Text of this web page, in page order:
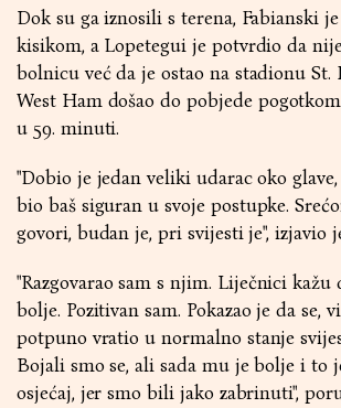
Dok su ga iznosili s terena, Fabianski
kisikom, a Lopetegui je potvrdio da
bolnicu već da je ostao na stadionu St.
West Ham došao do pobjede
u 59. minuti.
"Dobio je jedan veliki udarac oko
bio baš siguran u svoje postupke.
govori, budan je, pri svijesti je", izjavio
"Razgovarao sam s njim. Liječnici kažu
bolje. Pozitivan sam. Pokazao je da se,
potpuno vratio u normalno stanje
Bojali smo se, ali sada mu je bolje i to
osjećaj, jer smo bili jako zabrinuti",